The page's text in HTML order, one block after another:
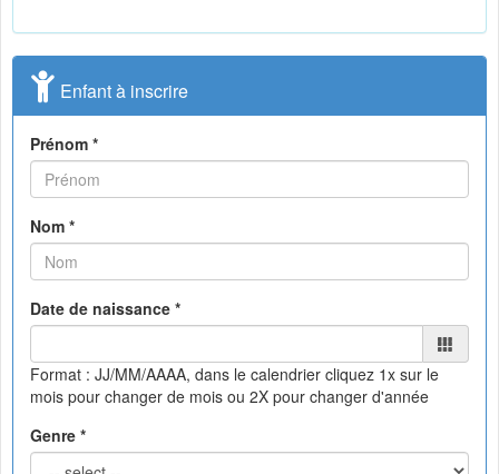
Enfant à inscrire
Prénom *
Nom *
Date de naissance *
Format : JJ/MM/AAAA, dans le calendrier cliquez 1x sur le
mois pour changer de mois ou 2X pour changer d'année
Genre *